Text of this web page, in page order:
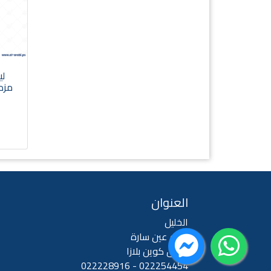
العنوان
الخليل
شارع عين سارة
فندق كوين بلازا
022254454 - 022228916